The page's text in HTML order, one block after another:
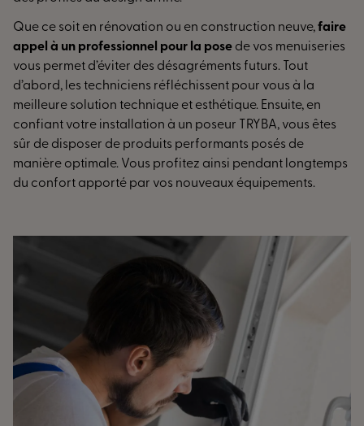
Que ce soit en rénovation ou en construction neuve,faire
appel à un professionnel pour la pose de vos menuiseries
vous permet d’éviter des désagréments futurs. Tout
d’abord, les techniciens réfléchissent pour vous à la
meilleure solution technique et esthétique. Ensuite, en
confiant votre installation à un poseur TRYBA, vous êtes
sûr de disposer de produits performants posés de
manière optimale. Vous profitez ainsi pendant longtemps
du confort apporté par vos nouveaux équipements.